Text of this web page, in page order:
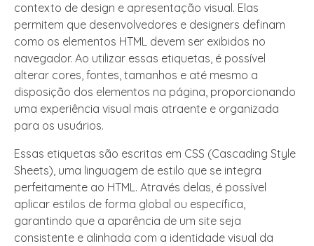
contexto de design e apresentação visual. Elas
permitem que desenvolvedores e designers definam
como os elementos HTML devem ser exibidos no
navegador. Ao utilizar essas etiquetas, é possível
alterar cores, fontes, tamanhos e até mesmo a
disposição dos elementos na página, proporcionando
uma experiência visual mais atraente e organizada
para os usuários.
Essas etiquetas são escritas em CSS (Cascading Style
Sheets), uma linguagem de estilo que se integra
perfeitamente ao HTML. Através delas, é possível
aplicar estilos de forma global ou específica,
garantindo que a aparência de um site seja
consistente e alinhada com a identidade visual da